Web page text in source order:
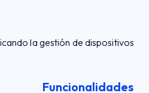
la gestión de dispositivos
Funcionalidades